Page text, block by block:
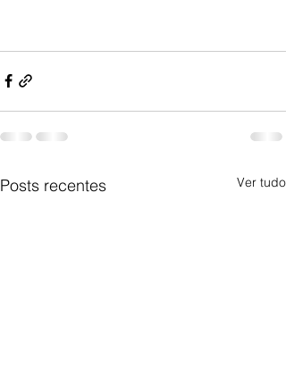
Posts recentes Ver tudo